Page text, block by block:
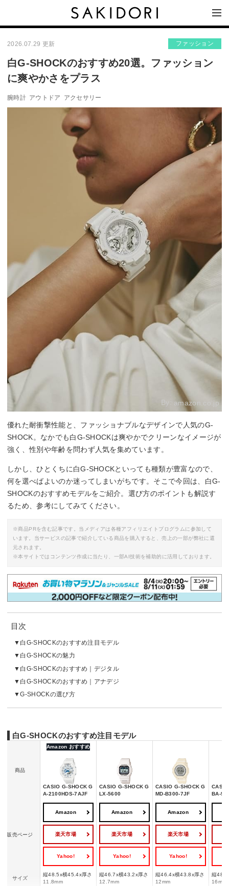
2026.07.29 更新 ファッション
白G-SHOCKのおすすめ20選。ファッション
に爽やかさをプラス
腕時計 アウトドア アクセサリー
By: amazon.co.jp
優れた耐衝撃性能と、ファッショナブルなデザインで人気のG-
SHOCK。なかでも白G-SHOCKは爽やかでクリーンなイメージが
強く、性別や年齢を問わず人気を集めています。
しかし、ひとくちに白G-SHOCKといっても種類が豊富なので、
何を選べばよいのか迷ってしまいがちです。そこで今回は、白G-
SHOCKのおすすめモデルをご紹介。選び方のポイントも解説す
るため、参考にしてみてください。
※商品PRを含む記事です。当メディアは各種アフィリエイトプログラムに参加して
います。当サービスの記事で紹介している商品を購入すると、売上の一部が弊社に還
元されます。
※本サイトではコンテンツ作成に当たり、一部AI技術を補助的に活用しております。
目次
白G-SHOCKのおすすめ注目モデル
白G-SHOCKの魅力
白G-SHOCKのおすすめ｜デジタル
白G-SHOCKのおすすめ｜アナデジ
G-SHOCKの選び方
白G-SHOCKのおすすめ注目モデル
商品
Amazon おすすめ
CASIO G-SHOCK G
A-2100HDS-7AJF
CASIO G-SHOCK G
LX-5600
CASIO G-SHOCK G
MD-B300-7JF
BA-
販売ページ
Amazon
楽天市場
Yahoo!
Amazon
楽天市場
Yahoo!
Amazon
楽天市場
Yahoo!
サイズ
縦48.5x横45.4x厚さ
11.8mm
縦46.7x横43.2x厚さ
12.7mm
縦46.4x横43.8x厚さ
12mm
縦
16mm